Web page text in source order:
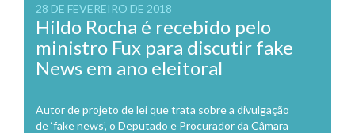
28 DE FEVEREIRO DE 2018
Hildo Rocha é recebido pelo
ministro Fux para discutir fake
News em ano eleitoral
Autor de projeto de lei que trata sobre a divulgação
de ‘fake news’, o Deputado e Procurador da Câmara